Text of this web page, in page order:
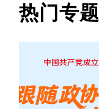
热门专题